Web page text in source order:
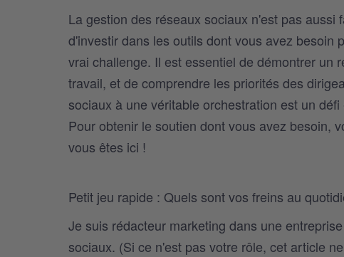
La gestion des réseaux sociaux n'est pas
d'investir dans les outils dont vous avez besoin
vrai challenge. Il est essentiel de démontrer un
travail, et de comprendre les priorités des
sociaux à une véritable orchestration est un
Pour obtenir le soutien dont vous avez besoin,
vous êtes ici !
Petit jeu rapide : Quels sont vos freins au
Je suis rédacteur marketing dans une
sociaux. (Si ce n'est pas votre rôle, cet article